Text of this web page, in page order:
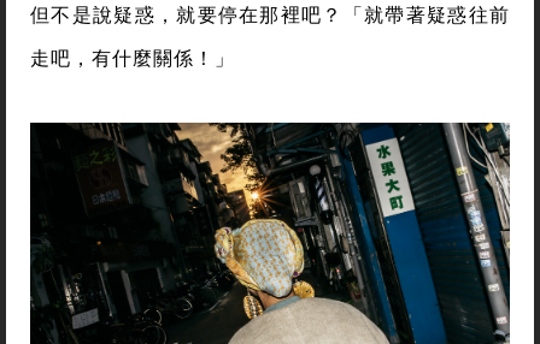
但不是說疑惑，就要停在那裡吧？「就帶著疑惑往前
走吧，有什麼關係！」